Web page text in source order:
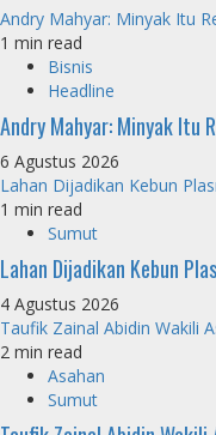
Andry Mahyar: Minyak Itu
1 min read
Bisnis
Headline
Andry Mahyar: Minyak Itu
6 Agustus 2026
Lahan Dijadikan Kebun
1 min read
Sumut
Lahan Dijadikan Kebun
4 Agustus 2026
Taufik Zainal Abidin Wakili
2 min read
Asahan
Sumut